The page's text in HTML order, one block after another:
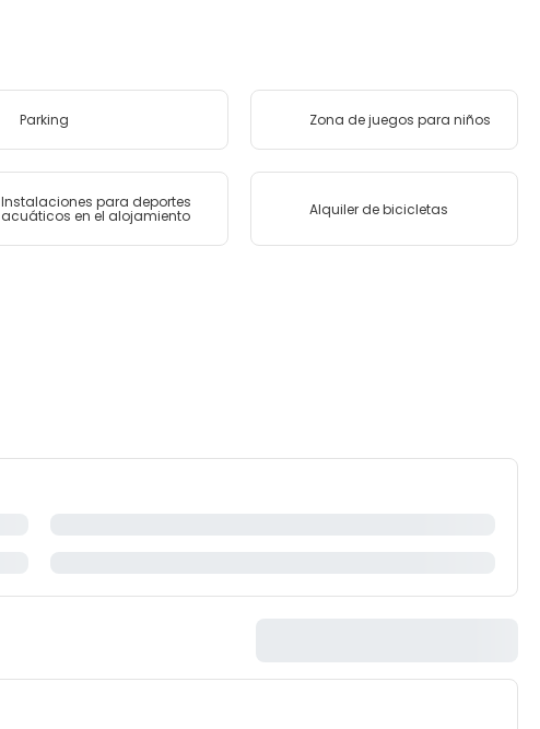
Parking Zona de juegos para niños
Instalaciones para deportes
acuáticos en el alojamiento Alquiler de bicicletas